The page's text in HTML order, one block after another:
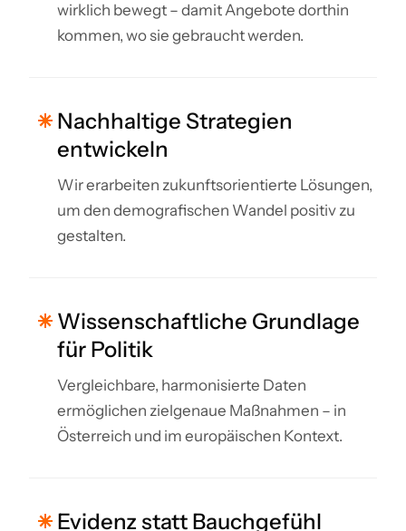
wirklich bewegt – damit Angebote dorthin
kommen, wo sie gebraucht werden.
Nachhaltige Strategien
entwickeln
Wir erarbeiten zukunftsorientierte Lösungen,
um den demografischen Wandel positiv zu
gestalten.
Wissenschaftliche Grundlage
für Politik
Vergleichbare, harmonisierte Daten
ermöglichen zielgenaue Maßnahmen – in
Österreich und im europäischen Kontext.
Evidenz statt Bauchgefühl